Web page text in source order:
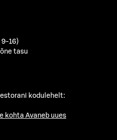
9-16)
tasu
kodulehelt:
kohta Avaneb uues